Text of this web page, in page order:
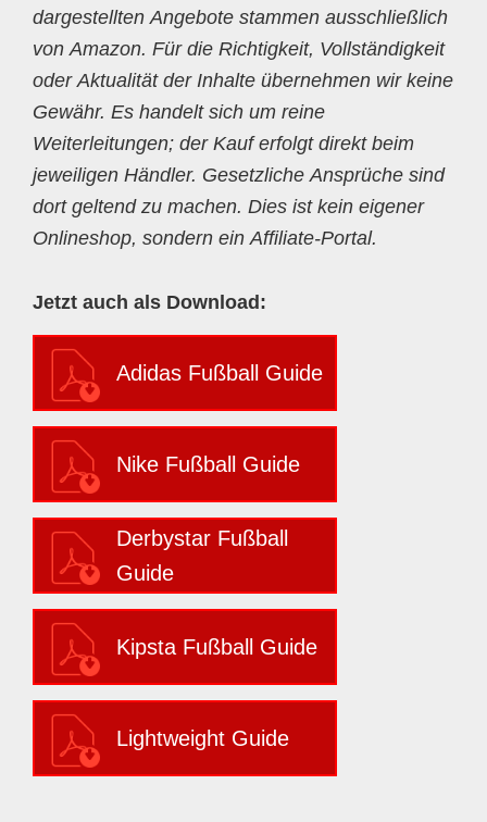
dargestellten Angebote stammen ausschließlich
von Amazon. Für die Richtigkeit, Vollständigkeit
oder Aktualität der Inhalte übernehmen wir keine
Gewähr. Es handelt sich um reine
Weiterleitungen; der Kauf erfolgt direkt beim
jeweiligen Händler. Gesetzliche Ansprüche sind
dort geltend zu machen. Dies ist kein eigener
Onlineshop, sondern ein Affiliate-Portal.
Jetzt auch als Download:
Adidas Fußball Guide
Nike Fußball Guide
Derbystar Fußball
Guide
Kipsta Fußball Guide
Lightweight Guide